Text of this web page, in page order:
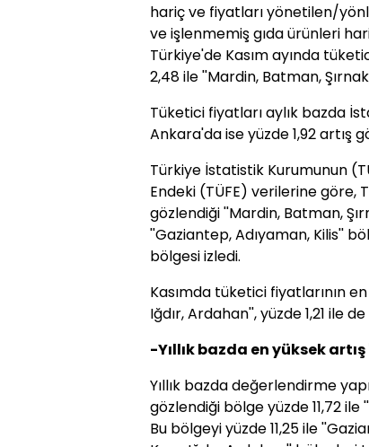
hariç ve fiyatları yönetilen/
ve işlenmemiş gıda ürünleri
Türkiye'de Kasım ayında
2,48 ile ''Mardin, Batman,
Tüketici fiyatları aylık bazda
Ankara'da ise yüzde 1,92 artış
Türkiye İstatistik Kurumunun
Endeki (TÜFE) verilerine göre,
gözlendiği ''Mardin, Batman,
''Gaziantep, Adıyaman, Kilis''
bölgesi izledi.
Kasımda tüketici fiyatlarının
Iğdır, Ardahan'', yüzde 1,21 ile
-Yıllık bazda en yüksek
Yıllık bazda değerlendirme
gözlendiği bölge yüzde 11,72
Bu bölgeyi yüzde 11,25 ile